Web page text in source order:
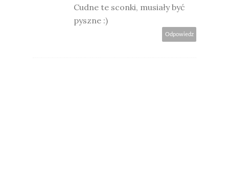
Cudne te sconki, musiały być
pyszne :)
Odpowiedz